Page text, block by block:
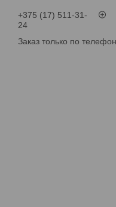
+375 (17) 511-31-
24
Заказ только по